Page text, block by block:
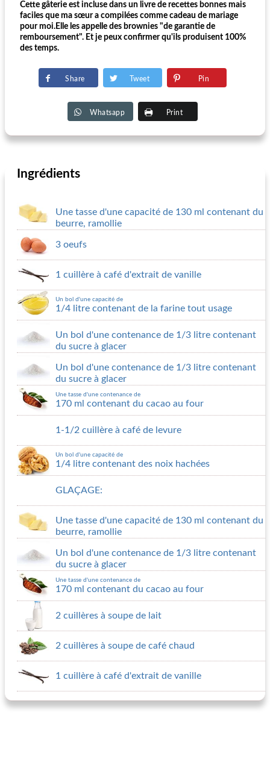
Cette gâterie est incluse dans un livre de recettes bonnes mais
faciles que ma sœur a compilées comme cadeau de mariage
pour moi.Elle les appelle des brownies "de garantie de
remboursement". Et je peux confirmer qu'ils produisent 100%
des temps.
Share Tweet Pin
Whatsapp Print
Ingrédients
Une tasse d'une capacité de 130 ml contenant du
beurre, ramollie
3 oeufs
1 cuillère à café d'extrait de vanille
Un bol d'une capacité de
1/4 litre contenant de la farine tout usage
Un bol d'une contenance de 1/3 litre contenant
du sucre à glacer
Un bol d'une contenance de 1/3 litre contenant
du sucre à glacer
Une tasse d'une contenance de
170 ml contenant du cacao au four
1-1/2 cuillère à café de levure
Un bol d'une capacité de
1/4 litre contenant des noix hachées
GLAÇAGE:
Une tasse d'une capacité de 130 ml contenant du
beurre, ramollie
Un bol d'une contenance de 1/3 litre contenant
du sucre à glacer
Une tasse d'une contenance de
170 ml contenant du cacao au four
2 cuillères à soupe de lait
2 cuillères à soupe de café chaud
1 cuillère à café d'extrait de vanille